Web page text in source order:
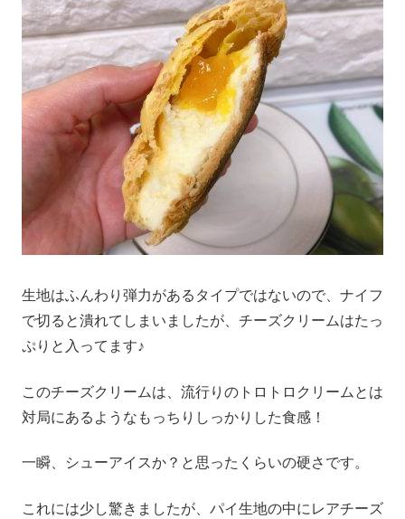
生地はふんわり弾力があるタイプではないので、ナイフ
で切ると潰れてしまいましたが、チーズクリームはたっ
ぷりと入ってます♪
このチーズクリームは、流行りのトロトロクリームとは
対局にあるようなもっちりしっかりした食感！
一瞬、シューアイスか？と思ったくらいの硬さです。
これには少し驚きましたが、パイ生地の中にレアチーズ